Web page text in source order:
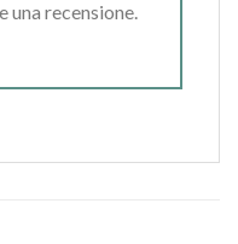
recensione.